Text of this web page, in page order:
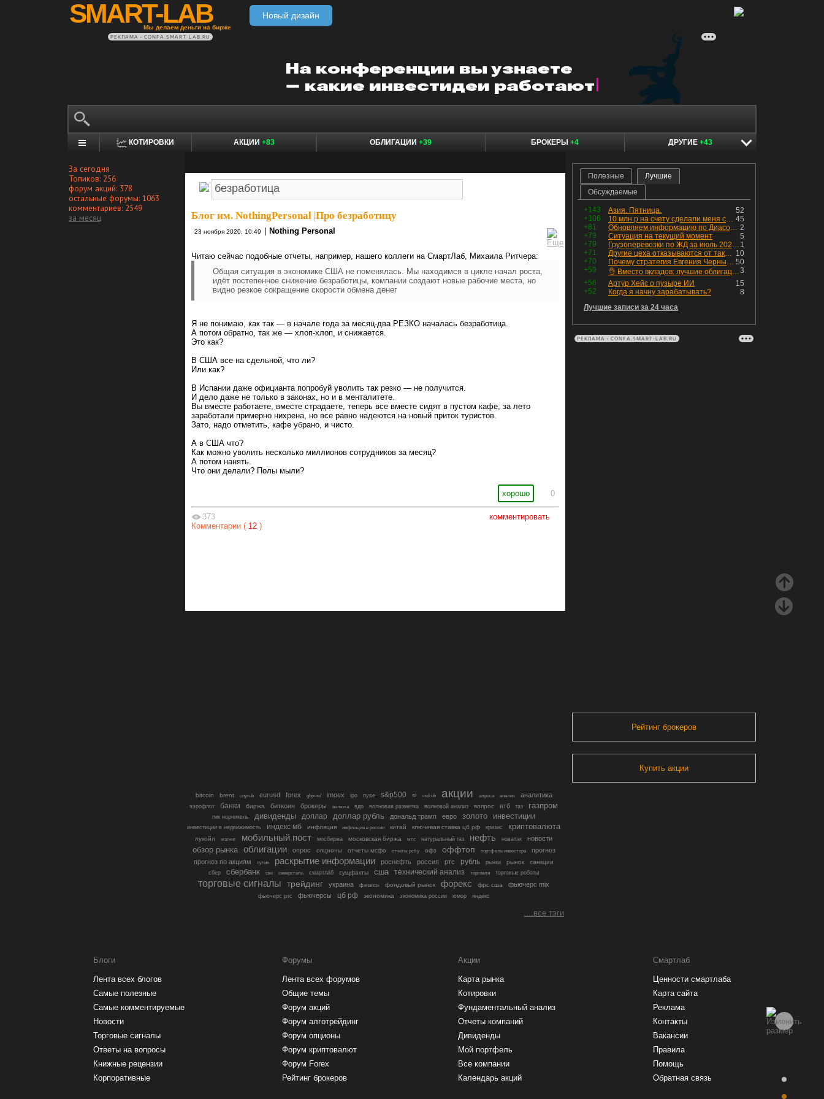
SMART-LAB
Мы делаем деньги на бирже
Новый дизайн
РЕКЛАМА • CONFA.SMART-LAB.RU
КОТИРОВКИ АКЦИИ +83 ОБЛИГАЦИИ +39 БРОКЕРЫ +4 ДРУГИЕ +43
За сегодня
Топиков: 256
форум акций: 378
остальные форумы: 1063
комментариев: 2549
за месяц
Блог им. NothingPersonal Про безработицу
23 ноября 2020, 10:49 Nothing Personal
Читаю сейчас подобные отчеты, например, нашего коллеги на СмартЛаб, Михаила Ритчера:
Общая ситуация в экономике США не поменялась. Мы находимся в цикле начал роста,
идёт постепенное снижение безработицы, компании создают новые рабочие места, но
видно резкое сокращение скорости обмена денег
Я не понимаю, как так — в начале года за месяц-два РЕЗКО началась безработица.
А потом обратно, так же — хлоп-хлоп, и снижается.
Это как?
В США все на сдельной, что ли?
Или как?
В Испании даже официанта попробуй уволить так резко — не получится.
И дело даже не только в законах, но и в менталитете.
Вы вместе работаете, вместе страдаете, теперь все вместе сидят в пустом кафе, за лето
заработали примерно нихрена, но все равно надеются на новый приток туристов.
Зато, надо отметить, кафе убрано, и чисто.
А в США что?
Как можно уволить несколько миллионов сотрудников за месяц?
А потом нанять.
Что они делали? Полы мыли?
хорошо 0
комментировать
373
Комментарии ( 12 )
Полезные
Лучшие
Обсуждаемые
+143 52
Азия. Пятница.
+106
45
10 млн р на счету сделали меня счастливым? Ожидание vs Реальность!
+81
2
Обновляем информацию по Диасофту: дивиденды и выкуп
+79
5
Ситуация на текущий момент
+79
1
Грузоперевозки по ЖД за июль 2026 г. — четвёртый месяц подряд роста, чёрные металлы на уровне прошлого года, а каменный уголь в плюсе.
+71
10
Другие цеха отказываются от таких деталей — а мы построили на них производство с оборотом 70 млн
+70
50
Почему стратегия Евгения Черных приведет вас к убыткам в 2026 году
+59
3
👌 Вместо вкладов: лучшие облигации — только супер надёжные
+56
15
Артур Хейс о пузыре ИИ
+52
8
Когда я начну зарабатывать?
Лучшие записи за 24 часа
РЕКЛАМА • CONFA.SMART-LAB.RU
Рейтинг брокеров
Купить акции
bitcoin brent cnyrub eurusd forex gbpusd imoex ipo nyse s&p500 si usdrub акции алроса анализ аналитика
аэрофлот банки биржа биткоин брокеры валюта вдо волновая разметка волновой анализ вопрос втб газ газпром
гмк норникель дивиденды доллар доллар рубль дональд трамп евро золото инвестиции
инвестиции в недвижимость индекс мб инфляция инфляция в россии китай ключевая ставка цб рф кризис криптовалюта
лукойл магнит мобильный пост мосбиржа московская биржа мтс натуральный газ нефть новатэк новости
обзор рынка облигации опрос опционы отчеты мсфо отчеты рсбу офз оффтоп портфель инвестора
прогноз
прогноз по акциям
путин раскрытие информации роснефть россия ртс рубль рынки рынок санкции
сбер сбербанк сво северсталь смартлаб сущфакты сша технический анализ торговля торговые роботы
торговые сигналы трейдинг украина финансы фондовый рынок форекс фрс сша фьючерс mix
фьючерс ртс фьючерсы цб рф экономика экономика россии юмор яндекс
....все тэги
Блоги
Лента всех блогов
Самые полезные
Самые комментируемые
Новости
Торговые сигналы
Ответы на вопросы
Книжные рецензии
Корпоративные
Форумы
Лента всех форумов
Общие темы
Форум акций
Форум алготрейдинг
Форум опционы
Форум криптовалют
Форум Forex
Рейтинг брокеров
Акции
Карта рынка
Котировки
Фундаментальный анализ
Отчеты компаний
Дивиденды
Мой портфель
Все компании
Календарь акций
Смартлаб
Ценности смартлаба
Карта сайта
Реклама
Контакты
Вакансии
Правила
Помощь
Обратная связь